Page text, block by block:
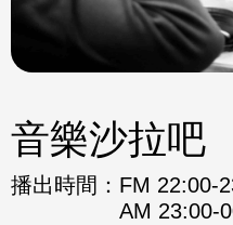
音樂沙拉吧
播出時間： FM 22:00-
AM 23:00-